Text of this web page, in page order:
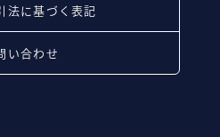
法に基づく表記
い合わせ